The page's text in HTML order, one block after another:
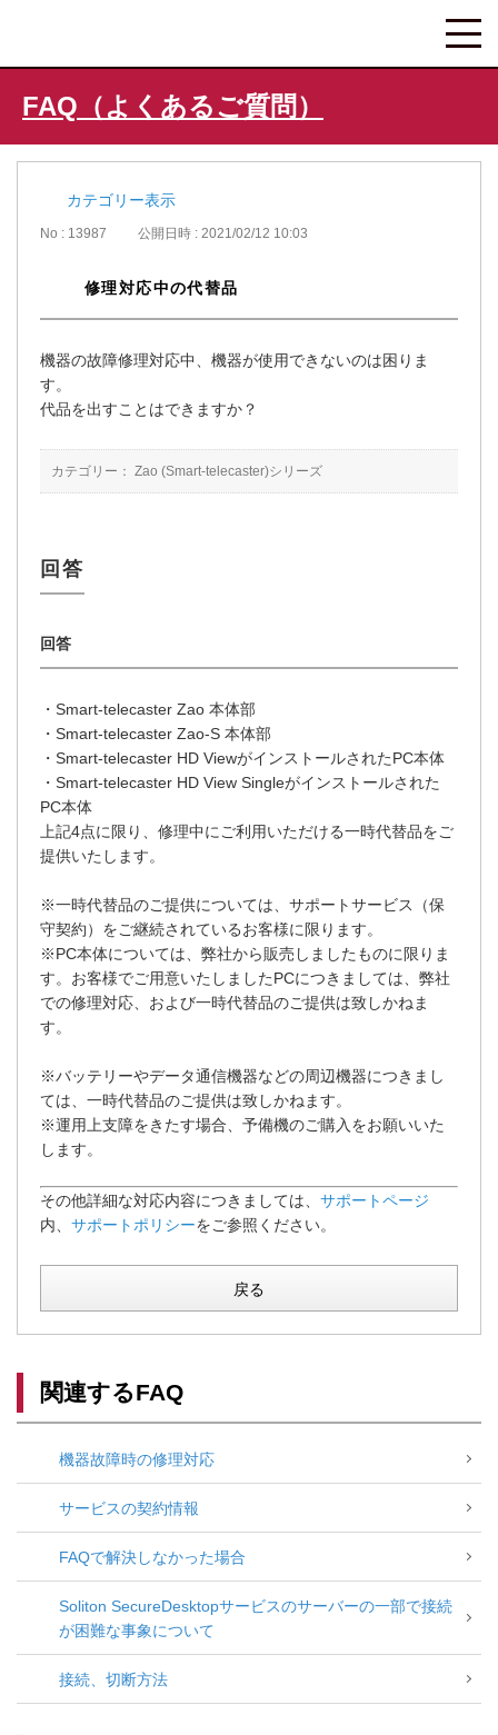
FAQ（よくあるご質問）
カテゴリー表示
No : 13987 公開日時 : 2021/02/12 10:03
修理対応中の代替品
機器の故障修理対応中、機器が使用できないのは困りま
す。
代品を出すことはできますか？
カテゴリー： Zao (Smart-telecaster)シリーズ
・Smart-telecaster Zao 本体部
・Smart-telecaster Zao-S 本体部
・Smart-telecaster HD ViewがインストールされたPC本体
・Smart-telecaster HD View Singleがインストールされた
PC本体
上記4点に限り、修理中にご利用いただける一時代替品をご
提供いたします。
※一時代替品のご提供については、サポートサービス（保
守契約）をご継続されているお客様に限ります。
※PC本体については、弊社から販売しましたものに限りま
す。お客様でご用意いたしましたPCにつきましては、弊社
での修理対応、および一時代替品のご提供は致しかねま
す。
※バッテリーやデータ通信機器などの周辺機器につきまし
ては、一時代替品のご提供は致しかねます。
※運用上支障をきたす場合、予備機のご購入をお願いいた
します。
その他詳細な対応内容につきましては、 サポートページ
内、 サポートポリシーをご参照ください。
戻る
関連するFAQ
機器故障時の修理対応
サービスの契約情報
FAQで解決しなかった場合
Soliton SecureDesktopサービスのサーバーの一部で接続
が困難な事象について
接続、切断方法